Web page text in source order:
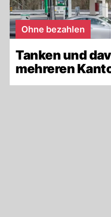
Ohne bezahlen
Tanken und
mehreren